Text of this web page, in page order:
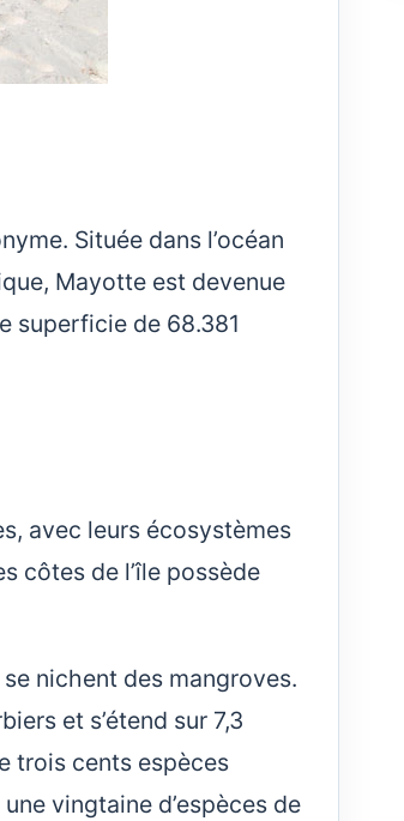
Située dans l’océan
Mayotte est devenue
superficie de 68.381
avec leurs écosystèmes
côtes de l’île possède
nichent des mangroves.
et s’étend sur 7,3
trois cents espèces
vingtaine d’espèces de